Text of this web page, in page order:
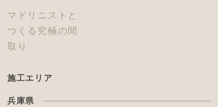
マドリニストと
つくる究極の間
取り
施工エリア
兵庫県